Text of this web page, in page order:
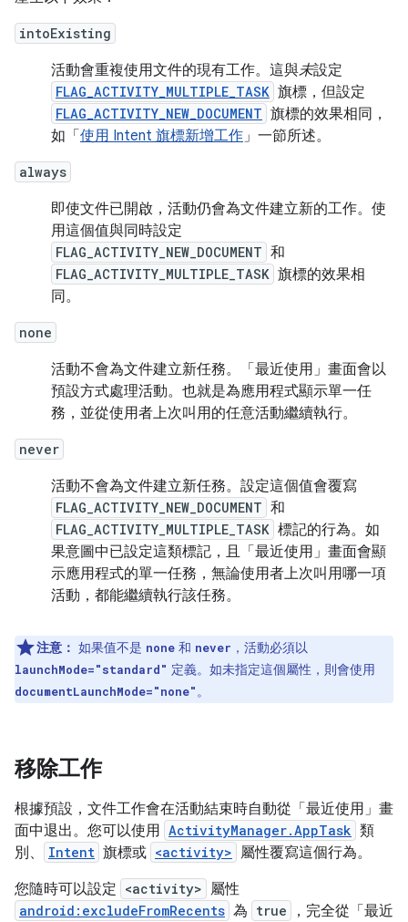
intoExisting
活動會重複使用文件的現有工作。這與未設定
FLAG_ACTIVITY_MULTIPLE_TASK 旗標，但設定
FLAG_ACTIVITY_NEW_DOCUMENT 旗標的效果相同，
如「使用 Intent 旗標新增工作 」一節所述。
always
即使文件已開啟，活動仍會為文件建立新的工作。使
用這個值與同時設定
FLAG_ACTIVITY_NEW_DOCUMENT 和
FLAG_ACTIVITY_MULTIPLE_TASK 旗標的效果相
同。
none
活動不會為文件建立新任務。「最近使用」畫面會以
預設方式處理活動。也就是為應用程式顯示單一任
務，並從使用者上次叫用的任意活動繼續執行。
never
活動不會為文件建立新任務。設定這個值會覆寫
FLAG_ACTIVITY_NEW_DOCUMENT 和
FLAG_ACTIVITY_MULTIPLE_TASK 標記的行為。如
果意圖中已設定這類標記，且「最近使用」畫面會顯
示應用程式的單一任務，無論使用者上次叫用哪一項
活動，都能繼續執行該任務。
注意： 如果值不是 none 和 never ，活動必須以
launchMode="standard" 定義。如未指定這個屬性，則會使用
documentLaunchMode="none"。
移除工作
根據預設，文件工作會在活動結束時自動從「最近使用」畫
面中退出。您可以使用 ActivityManager.AppTask 類
別、
Intent 旗標或 <activity> 屬性覆寫這個行為。
您隨時可以設定 <activity> 屬性
android:excludeFromRecents 為 true
，完全從「最近